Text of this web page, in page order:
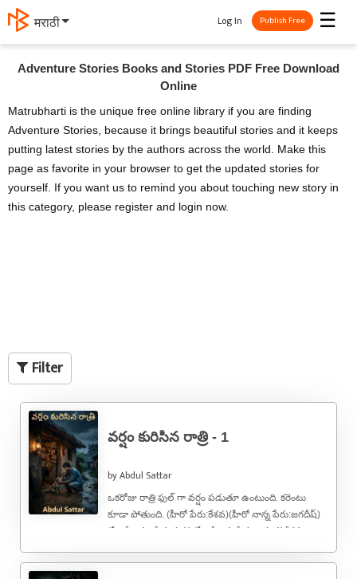
मराठी ☰
Log In Publish Free
Adventure Stories Books and Stories PDF Free Download
Online
Matrubharti is the unique free online library if you are finding
Adventure Stories, because it brings beautiful stories and it keeps
putting latest stories by the authors across the world. Make this
page as favorite in your browser to get the updated stories for
yourself. If you want us to remind you about touching new story in
this category, please register and login now.
Filter
వర్షం కురిసిన రాత్రి - 1
by Abdul Sattar
ఒకరోజు రాత్రి ఫుల్ గా వర్షం పడుతూ ఉంటుంది. కరెంటు
కూడా పోతుంది. (హీరో పేరు:కేశవ)(హీరో నాన్న పేరు:జగదీష్)
(హీరో అమ్మ పేరు:పద్మ):(హీరో అన్న పేరు:రాఘవ)కేశవ